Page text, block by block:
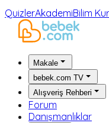
QuizlerAkademiBilim
Makale
bebek.com TV
Alışveriş Rehberi
Forum
Danışmanlıklar